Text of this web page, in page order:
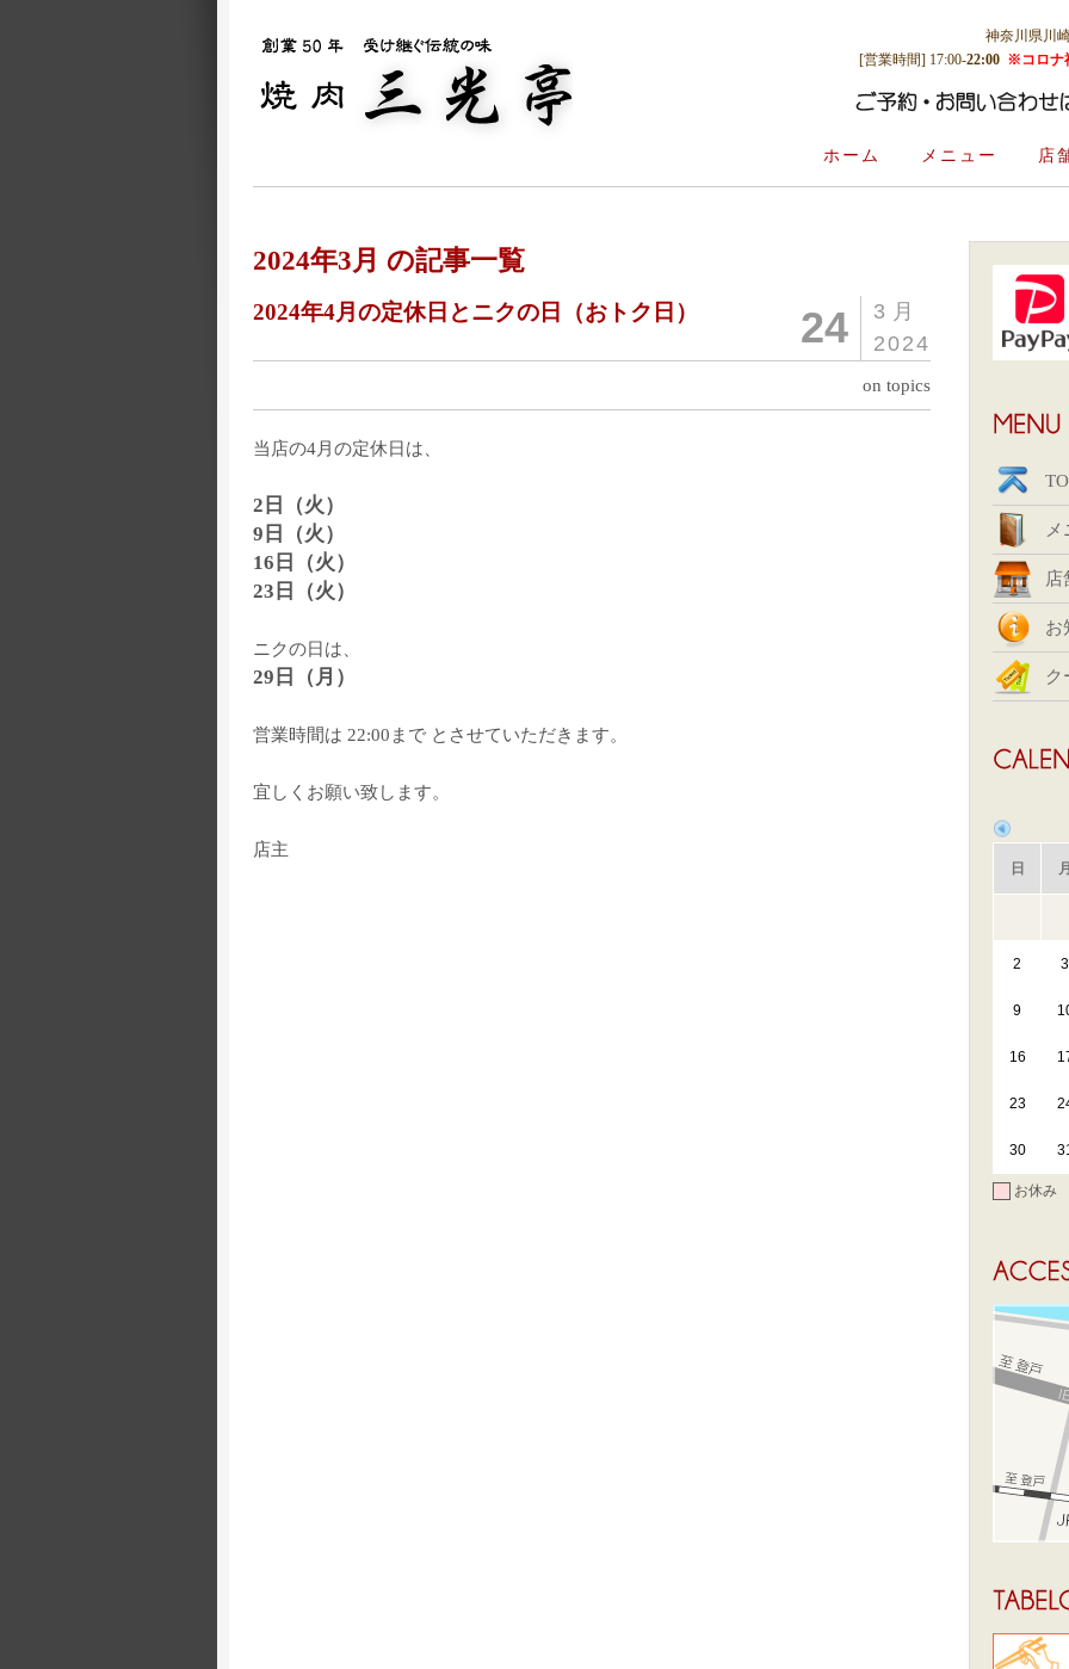
神奈川県川
[営業時間] 17:00-22:00 ※コロナ
ホーム メニュー 店
2024年3月 の記事一覧
2024年4月の定休日とニクの日（おトク日）
3月
2024
24
on topics
当店の4月の定休日は、
2日（火）
9日（火）
16日（火）
23日（火）
ニクの日は、
29日（月）
営業時間は 22:00まで とさせていただきます。
宜しくお願い致します。
店主
店
お
ク
日 月
2 3
9
16
23
30
お休み